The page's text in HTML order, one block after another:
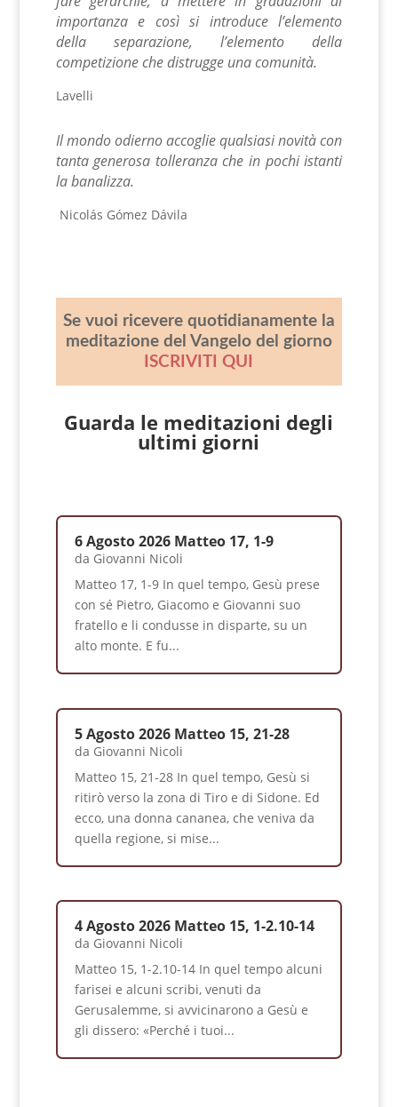
importanza e così si introduce l’elemento
della separazione, l’elemento della
competizione che distrugge una comunità.
Lavelli
Il mondo odierno accoglie qualsiasi novità con
tanta generosa tolleranza che in pochi istanti
la banalizza.
Nicolás Gómez Dávila
Se vuoi ricevere quotidianamente la
meditazione del Vangelo del giorno
ISCRIVITI QUI
Guarda le meditazioni degli
ultimi giorni
6 Agosto 2026 Matteo 17, 1-9
da Giovanni Nicoli
Matteo 17, 1-9 In quel tempo, Gesù prese
con sé Pietro, Giacomo e Giovanni suo
fratello e li condusse in disparte, su un
alto monte. E fu...
5 Agosto 2026 Matteo 15, 21-28
da Giovanni Nicoli
Matteo 15, 21-28 In quel tempo, Gesù si
ritirò verso la zona di Tiro e di Sidone. Ed
ecco, una donna cananea, che veniva da
quella regione, si mise...
4 Agosto 2026 Matteo 15, 1-2.10-14
da Giovanni Nicoli
Matteo 15, 1-2.10-14 In quel tempo alcuni
farisei e alcuni scribi, venuti da
Gerusalemme, si avvicinarono a Gesù e
gli dissero: «Perché i tuoi...